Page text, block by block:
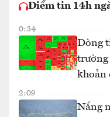
Điểm tin 14h
0:34
Dòng
trường
khoản
2:09
Nắng